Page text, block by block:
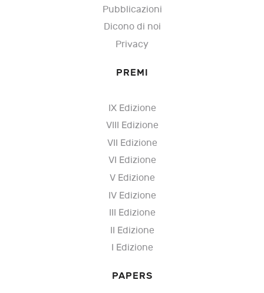
Pubblicazioni
Dicono di noi
Privacy
PREMI
IX Edizione
VIII Edizione
VII Edizione
VI Edizione
V Edizione
IV Edizione
III Edizione
II Edizione
I Edizione
PAPERS